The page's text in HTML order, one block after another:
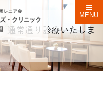
MENU
常通り診療いたしま